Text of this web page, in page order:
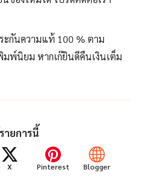
ะกันความแท้ 100 % ตาม
พ์นิยม หากเก๊ยินดีคืนเงินเต็ม
ายการนี้
X Pinterest Blogger